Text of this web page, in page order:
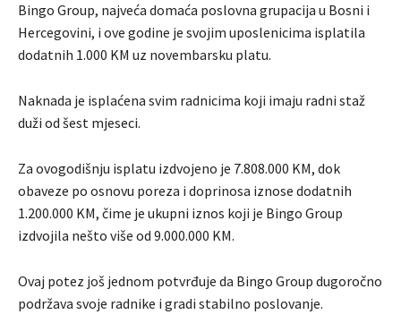
Bingo Group, najveća domaća poslovna grupacija u Bosni i
Hercegovini, i ove godine je svojim uposlenicima isplatila
dodatnih 1.000 KM uz novembarsku platu.
Naknada je isplaćena svim radnicima koji imaju radni staž
duži od šest mjeseci.
Za ovogodišnju isplatu izdvojeno je 7.808.000 KM, dok
obaveze po osnovu poreza i doprinosa iznose dodatnih
1.200.000 KM, čime je ukupni iznos koji je Bingo Group
izdvojila nešto više od 9.000.000 KM.
Ovaj potez još jednom potvrđuje da Bingo Group dugoročno
podržava svoje radnike i gradi stabilno poslovanje.